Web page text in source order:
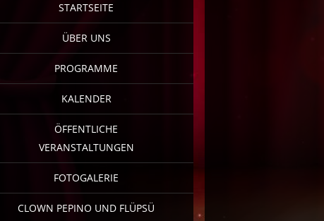
STARTSEITE
ÜBER UNS
PROGRAMME
KALENDER
ÖFFENTLICHE
VERANSTALTUNGEN
FOTOGALERIE
CLOWN PEPINO UND FLÜPSÜ